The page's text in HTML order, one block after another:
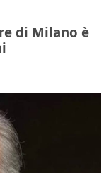
di Milano è